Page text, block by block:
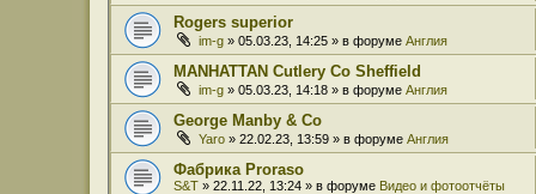
Rogers superior
im-g » 05.03.23, 14:25 » в форуме Англия
MANHATTAN Cutlery Co Sheffield
im-g » 05.03.23, 14:18 » в форуме Англия
George Manby & Co
Yaro » 22.02.23, 13:59 » в форуме Англия
Фабрика Proraso
S&T » 22.11.22, 13:24 » в форуме Видео и фотоотчёты